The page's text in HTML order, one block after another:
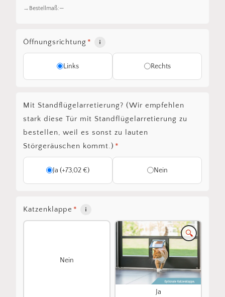
Bestellmaß:—
Öffnungsrichtung *
Links Rechts
Mit Standflügelarretierung? (Wir empfehlen
stark diese Tür mit Standflügelarretierung zu
bestellen, weil es sonst zu lauten
Störgeräuschen kommt.) *
Ja (+73,02 €) Nein
Katzenklappe *
Nein
🔍
Ja